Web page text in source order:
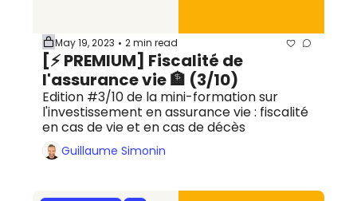
May 19, 2023 • 2 min read
[⚡️ PREMIUM] Fiscalité de
l'assurance vie 🏦 (3/10)
Edition #3/10 de la mini-formation sur
l'investissement en assurance vie : fiscalité
en cas de vie et en cas de décès
Guillaume Simonin